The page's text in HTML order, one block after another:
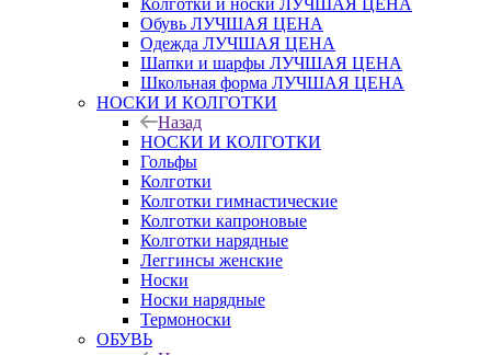
Колготки и носки ЛУЧШАЯ ЦЕНА
Обувь ЛУЧШАЯ ЦЕНА
Одежда ЛУЧШАЯ ЦЕНА
Шапки и шарфы ЛУЧШАЯ ЦЕНА
Школьная форма ЛУЧШАЯ ЦЕНА
НОСКИ И КОЛГОТКИ
Назад
НОСКИ И КОЛГОТКИ
Гольфы
Колготки
Колготки гимнастические
Колготки капроновые
Колготки нарядные
Леггинсы женские
Носки
Носки нарядные
Термоноски
ОБУВЬ